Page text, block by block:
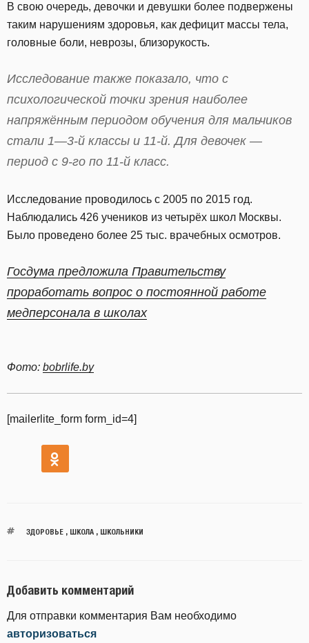
В свою очередь, девочки и девушки более подвержены
таким нарушениям здоровья, как дефицит массы тела,
головные боли, неврозы, близорукость.
Исследование также показало, что с
психологической точки зрения наиболее
напряжённым периодом обучения для мальчиков
стали 1—3-й классы и 11-й. Для девочек —
период с 9-го по 11-й класс.
Исследование проводилось с 2005 по 2015 год.
Наблюдались 426 учеников из четырёх школ Москвы.
Было проведено более 25 тыс. врачебных осмотров.
Госдума предложила Правительству
проработать вопрос о постоянной работе
медперсонала в школах
Фото: bobrlife.by
[mailerlite_form form_id=4]
ЗДОРОВЬЕ, ШКОЛА, ШКОЛЬНИКИ
Добавить комментарий
Для отправки комментария Вам необходимо
авторизоваться